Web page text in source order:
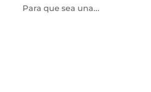
Para que sea una...